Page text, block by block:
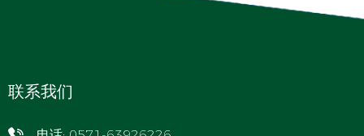
联系我们